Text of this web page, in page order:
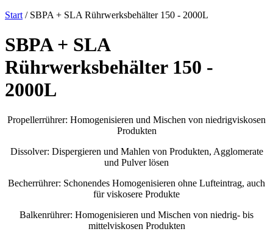
Start / SBPA + SLA Rührwerksbehälter 150 - 2000L
SBPA + SLA
Rührwerksbehälter 150 -
2000L
Propellerrührer: Homogenisieren und Mischen von niedrigviskosen
Produkten
Dissolver: Dispergieren und Mahlen von Produkten, Agglomerate
und Pulver lösen
Becherrührer: Schonendes Homogenisieren ohne Lufteintrag, auch
für viskosere Produkte
Balkenrührer: Homogenisieren und Mischen von niedrig- bis
mittelviskosen Produkten